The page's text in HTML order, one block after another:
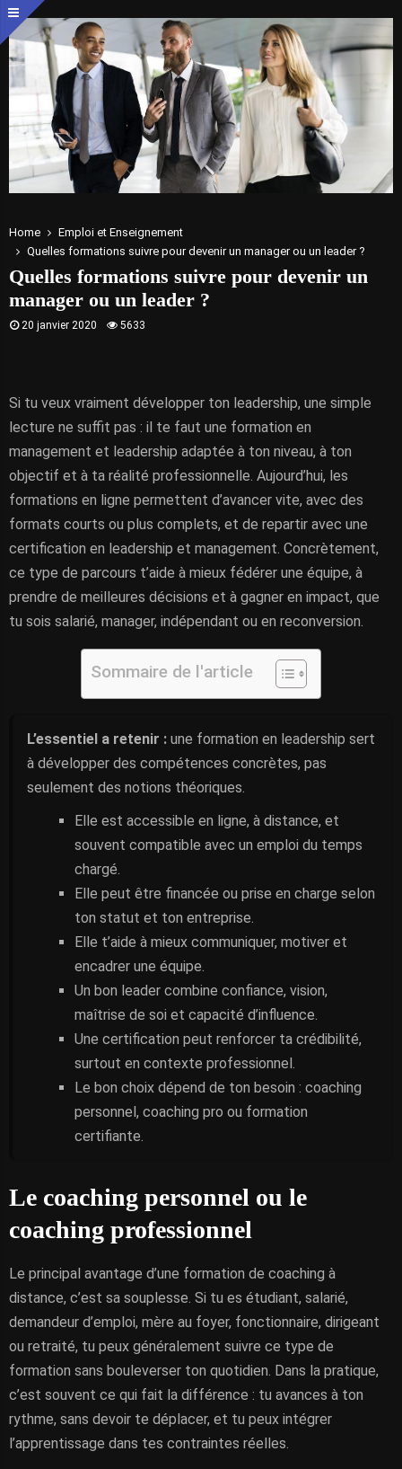
Home
Emploi et Enseignement
Quelles formations suivre pour devenir un manager ou un leader ?
Quelles formations suivre pour devenir un
manager ou un leader ?
20 janvier 2020 5633
Si tu veux vraiment développer ton leadership, une simple
lecture ne suffit pas : il te faut une formation en
management et leadership adaptée à ton niveau, à ton
objectif et à ta réalité professionnelle. Aujourd’hui, les
formations en ligne permettent d’avancer vite, avec des
formats courts ou plus complets, et de repartir avec une
certification en leadership et management. Concrètement,
ce type de parcours t’aide à mieux fédérer une équipe, à
prendre de meilleures décisions et à gagner en impact, que
tu sois salarié, manager, indépendant ou en reconversion.
Sommaire de l'article
L’essentiel a retenir : une formation en leadership sert
à développer des compétences concrètes, pas
seulement des notions théoriques.
Elle est accessible en ligne, à distance, et
souvent compatible avec un emploi du temps
chargé.
Elle peut être financée ou prise en charge selon
ton statut et ton entreprise.
Elle t’aide à mieux communiquer, motiver et
encadrer une équipe.
Un bon leader combine confiance, vision,
maîtrise de soi et capacité d’influence.
Une certification peut renforcer ta crédibilité,
surtout en contexte professionnel.
Le bon choix dépend de ton besoin : coaching
personnel, coaching pro ou formation
certifiante.
Le coaching personnel ou le
coaching professionnel
Le principal avantage d’une formation de coaching à
distance, c’est sa souplesse. Si tu es étudiant, salarié,
demandeur d’emploi, mère au foyer, fonctionnaire, dirigeant
ou retraité, tu peux généralement suivre ce type de
formation sans bouleverser ton quotidien. Dans la pratique,
c’est souvent ce qui fait la différence : tu avances à ton
rythme, sans devoir te déplacer, et tu peux intégrer
l’apprentissage dans tes contraintes réelles.